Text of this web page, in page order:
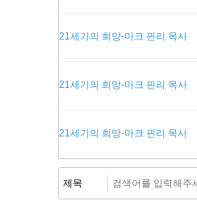
21세기의 희망-마크 핀리 목사
21세기의 희망-마크 핀리 목사
21세기의 희망-마크 핀리 목사